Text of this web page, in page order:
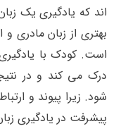
اند که یادگیری یک
بهتری از زبان مادری
است. کودک با یادگیری
درک می کند و در
شود. زیرا پیوند و
پیشرفت در یادگیری